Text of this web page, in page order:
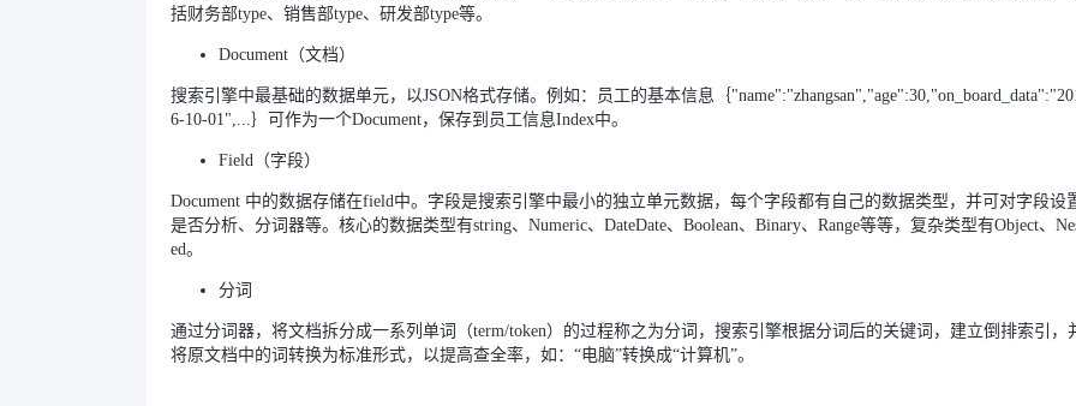
括财务部type、销售部type、研发部type等。
Document（文档）
搜索引擎中最基础的数据单元，以JSON格式存储。例如：员工的基本信息｛
6-10-01",...｝可作为一个Document，保存到员工信息Index中。
Field（字段）
Document 中的数据存储在field中。字段是搜索引擎中最小的独立单元数据，每个字段都有自己的数据类型，并可对字段设
是否分析、分词器等。核心的数据类型有string、Numeric、DateDate、Boolean、Binary、Range等等，复杂类型有Object、
ed。
分词
通过分词器，将文档拆分成一系列单词（term/token）的过程称之为分词，搜索引擎根据分词后的关键词，建立倒排索引，
将原文档中的词转换为标准形式，以提高查全率，如：“电脑”转换成“计算机”。
下的创新人才